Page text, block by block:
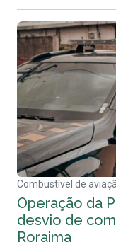
Combustível de
Operação da
desvio de
Roraima